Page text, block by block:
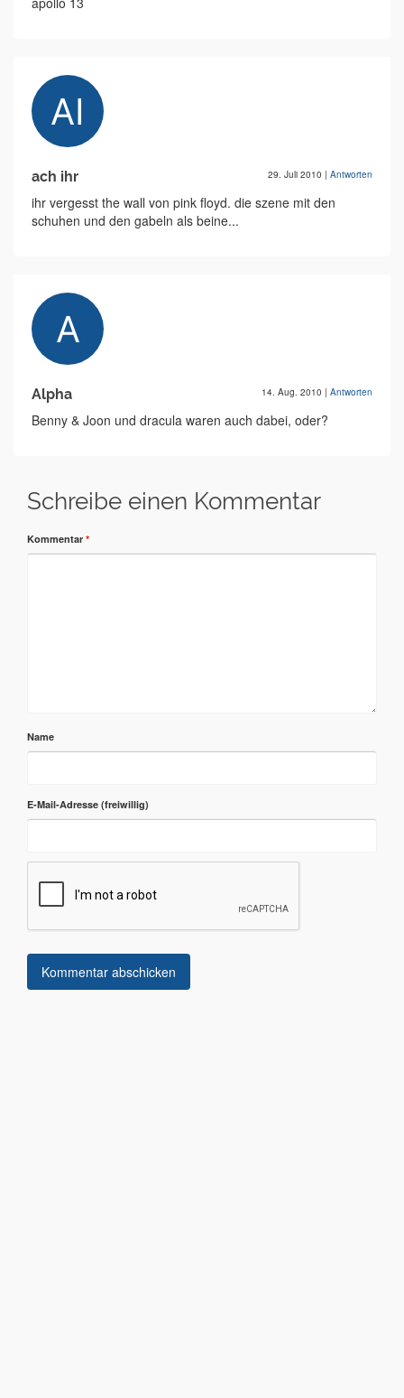
ach ihr 29. Juli 2010 | Antworten
ihr vergesst the wall von pink floyd. die szene mit den
schuhen und den gabeln als beine...
Alpha 14. Aug. 2010 | Antworten
Benny & Joon und dracula waren auch dabei, oder?
Schreibe einen Kommentar
Kommentar *
Name
E-Mail-Adresse